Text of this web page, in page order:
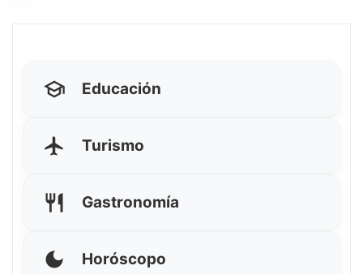
Educación
Turismo
Gastronomía
Horóscopo